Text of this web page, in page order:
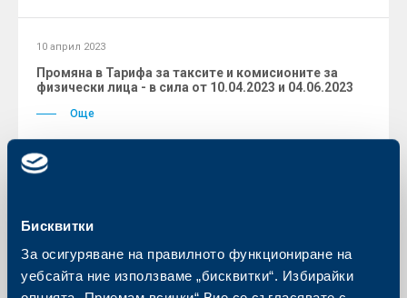
Бисквитки
За осигуряване на правилното функциониране на
уебсайта ние използваме „бисквитки“. Избирайки
10 април 2023
Промяна в Тарифа за таксите и комисионите за
физически лица - в сила от 10.04.2023 и 04.06.2023
Още
Тарифи